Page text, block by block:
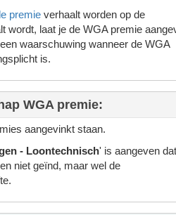
premieverhaalt worden op de
wordt, laat je de WGA premie
waarschuwing wanneer de WGA
is.
WGA premie:
aangevinkt staan.
- Loontechnisch' is aangeven
niet geïnd, maar wel de